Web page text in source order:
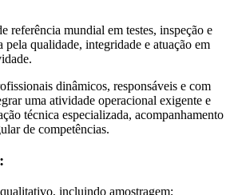
referência mundial em testes, inspeção e
pela qualidade, integridade e atuação em
dinâmicos, responsáveis e com
uma atividade operacional exigente e
técnica especializada, acompanhamento
de competências.
incluindo amostragem;